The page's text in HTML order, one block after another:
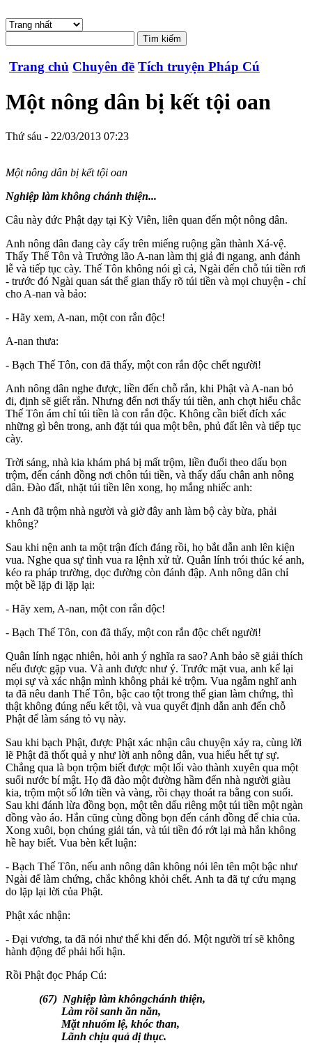
Trang chủ Chuyên đề Tích truyện Pháp Cú
Một nông dân bị kết tội oan
Thứ sáu - 22/03/2013 07:23
Một nông dân bị kết tội oan
Nghiệp làm không chánh thiện...
Câu này đức Phật dạy tại Kỳ Viên, liên quan đến một nông dân.
Anh nông dân đang cày cấy trên miếng ruộng gần thành Xá-vệ.
Thấy Thế Tôn và Trưởng lão A-nan làm thị giả đi ngang, anh đảnh
lễ và tiếp tục cày. Thế Tôn không nói gì cả, Ngài đến chỗ túi tiền rơi
- trước đó Ngài quan sát thế gian thấy rõ túi tiền và mọi chuyện - chỉ
cho A-nan và bảo:
- Hãy xem, A-nan, một con rắn độc!
A-nan thưa:
- Bạch Thế Tôn, con đã thấy, một con rắn độc chết người!
Anh nông dân nghe được, liền đến chỗ rắn, khi Phật và A-nan bỏ
đi, định sẽ giết rắn. Nhưng đến nơi thấy túi tiền, anh chợt hiểu chắc
Thế Tôn ám chỉ túi tiền là con rắn độc. Không cần biết đích xác
những gì bên trong, anh đặt túi qua một bên, phủ đất lên và tiếp tục
cày.
Trời sáng, nhà kia khám phá bị mất trộm, liền đuổi theo dấu bọn
trộm, đến cánh đồng nơi chôn túi tiền, và thấy dấu chân anh nông
dân. Đào đất, nhặt túi tiền lên xong, họ mắng nhiếc anh:
- Anh đã trộm nhà người và giờ đây anh làm bộ cày bừa, phải
không?
Sau khi nện anh ta một trận đích đáng rồi, họ bắt dẫn anh lên kiện
vua. Nghe qua sự tình vua ra lệnh xử tử. Quân lính trói thúc ké anh,
kéo ra pháp trường, dọc đường còn đánh đập. Anh nông dân chỉ
một bề lặp đi lặp lại:
- Hãy xem, A-nan, một con rắn độc!
- Bạch Thế Tôn, con đã thấy, một con rắn độc chết người!
Quân lính ngạc nhiên, hỏi anh ý nghĩa ra sao? Anh bảo sẽ giải thích
nếu được gặp vua. Và anh được như ý. Trước mặt vua, anh kể lại
mọi sự và xác nhận mình không phải kẻ trộm. Vua ngẫm nghĩ anh
ta đã nêu danh Thế Tôn, bậc cao tột trong thế gian làm chứng, thì
thật không đúng nếu kết tội, và vua quyết định dẫn anh đến chỗ
Phật để làm sáng tỏ vụ này.
Sau khi bạch Phật, được Phật xác nhận câu chuyện xảy ra, cùng lời
lẽ Phật đã thốt quả y như lời anh nông dân, vua hiểu hết tự sự.
Chẳng qua là bọn trộm biết được một lối vào thành xuyên qua một
suối nước bí mật. Họ đã đào một đường hầm đến nhà người giàu
kia, trộm một số lớn tiền và vàng, rồi chạy thoát ra bằng con suối.
Sau khi đánh lừa đồng bọn, một tên dấu riêng một túi tiền một ngàn
đồng vào áo. Hắn cũng cùng đồng bọn đến cánh đồng để chia của.
Xong xuôi, bọn chúng giải tán, và túi tiền đó rớt lại mà hắn không
hề hay biết. Vua bèn kết luận:
- Bạch Thế Tôn, nếu anh nông dân không nói lên tên một bậc như
Ngài để làm chứng, chắc không khỏi chết. Anh ta đã tự cứu mạng
do lặp lại lời của Phật.
Phật xác nhận:
- Đại vương, ta đã nói như thế khi đến đó. Một người trí sẽ không
hành động để phải hối hận.
Rồi Phật đọc Pháp Cú:
(67) Nghiệp làm khôngchánh thiện,
Làm rồi sanh ăn năn,
Mặt nhuốm lệ, khóc than,
Lãnh chịu quả dị thục.